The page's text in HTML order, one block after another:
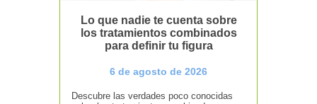
Lo que nadie te cuenta sobre
los tratamientos combinados
para definir tu figura
6 de agosto de 2026
Descubre las verdades poco conocidas